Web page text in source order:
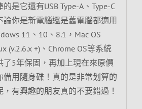
是它還有USB Type-A、Type-C
論你是新電腦還是舊電腦都適用
11、10、8.1，Mac OS
(v.2.6.x +)、Chrome OS等系統
了5年保固，再加上現在來原價
備用隨身碟！真的是非常划算的
有興趣的朋友真的不要錯過！